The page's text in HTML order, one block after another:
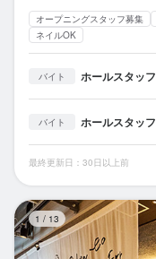
オープニングスタッフ募集
ネイルOK
バイト ホールスタッフ
バイト ホールスタッフ
最終更新日：30日以上前
1 / 13